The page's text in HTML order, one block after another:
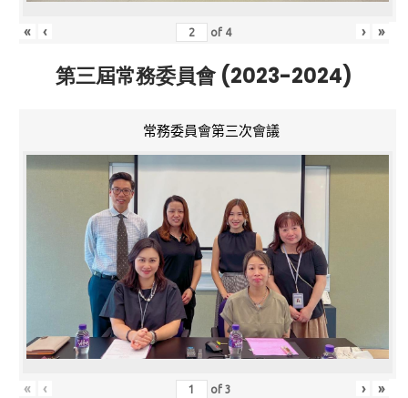
« ‹ of 4 › »
第三屆常務委員會 (2023-2024)
常務委員會第三次會議
« ‹ of3 › »